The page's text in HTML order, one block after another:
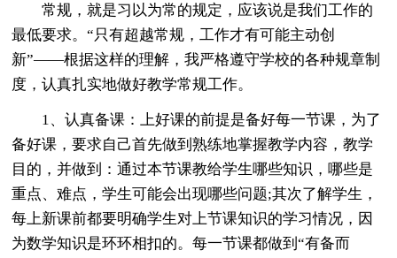
常规，就是习以为常的规定，应该说是我们工作的
最低要求。“只有超越常规，工作才有可能主动创
新”——根据这样的理解，我严格遵守学校的各种规章制
度，认真扎实地做好教学常规工作。
1、认真备课：上好课的前提是备好每一节课，为了
备好课，要求自己首先做到熟练地掌握教学内容，教学
目的，并做到：通过本节课教给学生哪些知识，哪些是
重点、难点，学生可能会出现哪些问题;其次了解学生，
每上新课前都要明确学生对上节课知识的学习情况，因
为数学知识是环环相扣的。每一节课都做到“有备而